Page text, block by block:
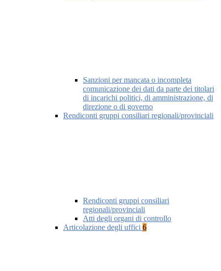
Sanzioni per mancata o incompleta
comunicazione dei dati da parte dei titolari
di incarichi politici, di amministrazione, di
direzione o di governo
Rendiconti gruppi consiliari regionali/provinciali
Rendiconti gruppi consiliari
regionali/provinciali
Atti degli organi di controllo
Articolazione degli uffici 6